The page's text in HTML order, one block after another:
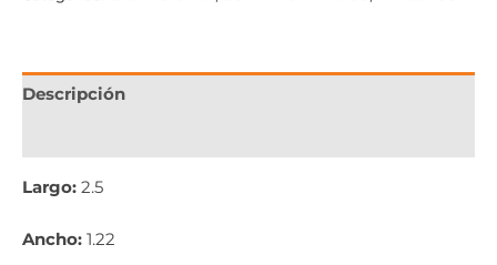
Descripción
Largo: 2.5
Ancho: 1.22